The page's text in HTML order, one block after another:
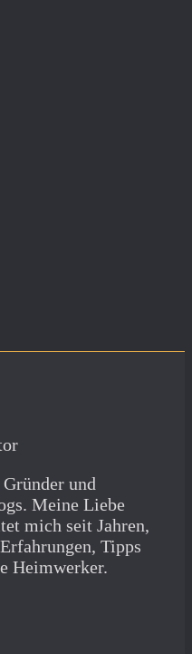
Gründer und
Meine Liebe
mich seit Jahren,
Tipps
Heimwerker.